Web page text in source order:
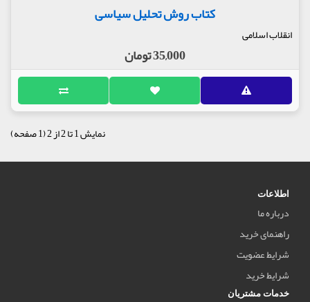
کتاب روش تحلیل سیاسی
انقلاب اسلامی
35,000 تومان
نمایش 1 تا 2 از 2 (1 صفحه)
اطلاعات
درباره ما
راهنمای خرید
شرایط عضویت
شرایط خرید
خدمات مشتریان